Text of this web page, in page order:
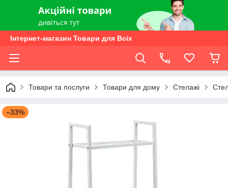
Інтернет-магазин Товари для Всіх
Товари та послуги Товари для дому Стелажі
–33%